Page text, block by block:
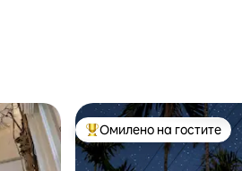
Меѓу најуспешните
Омилено на гостите